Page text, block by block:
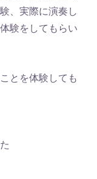
、実際に演奏し
験をしてもらい
とを体験しても